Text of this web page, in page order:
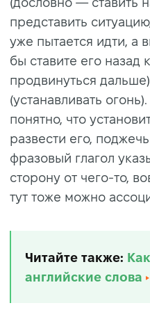
представить
уже пытается идти, а
бы ставите его назад
продвинуться
(устанавливать
понятно, что
развести его,
фразовый глагол
сторону от чего-то,
тут тоже можно
Читайте также:
английские слова